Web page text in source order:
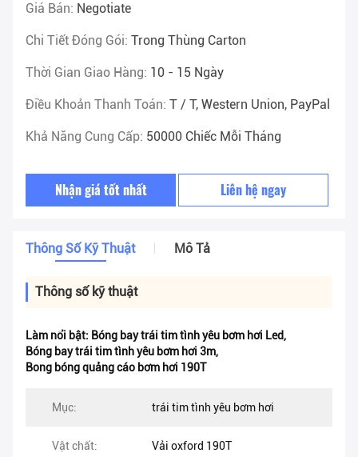
Giá Bán: Negotiate
Chi Tiết Đóng Gói: Trong Thùng Carton
Thời Gian Giao Hàng: 10 - 15 Ngày
Điều Khoản Thanh Toán: T / T, Western Union, PayPal
Khả Năng Cung Cấp: 50000 Chiếc Mỗi Tháng
Nhận giá tốt nhất Liên hệ ngay
Thông Số Kỹ Thuật Mô Tả
Thông số kỹ thuật
Làm nổi bật: Bóng bay trái tim tình yêu bơm hơi Led,
Bóng bay trái tim tình yêu bơm hơi 3m,
Bong bóng quảng cáo bơm hơi 190T
Mục: trái tim tình yêu bơm hơi
Vật chất: Vải oxford 190T